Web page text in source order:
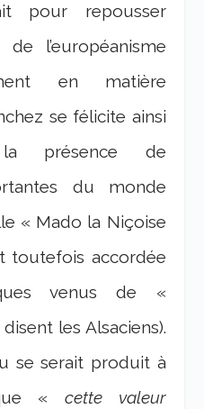
pour repousser
de l’européanisme
en matière
se félicite ainsi
présence de
du monde
« Mado la Niçoise
toutefois accordée
venus de «
les Alsaciens).
se serait produit à
« cette valeur